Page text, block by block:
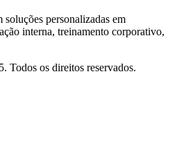
soluções personalizadas em
interna, treinamento corporativo,
Todos os direitos reservados.